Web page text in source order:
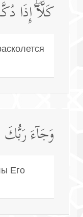
كَلَّاۤۖ إِذَا
وَجَاۤءَ
Его